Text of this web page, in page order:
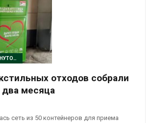
ЭКОНОМИКА ЗАМКНУТОГО ЦИКЛА
отходов собрали
два месяца
сеть из 50 контейнеров для приема